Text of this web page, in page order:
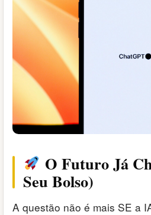
O Futuro Já
Seu Bolso)
A questão não é mais SE a